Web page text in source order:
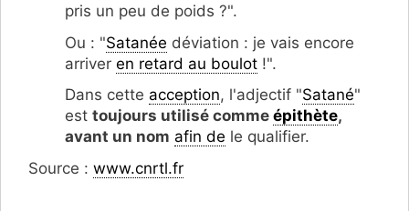
pris un peu de poids ?".
Ou : "Satanée déviation : je vais encore
arriver en retard au boulot !".
Dans cette acception, l'adjectif "Satané"
est toujours utilisé comme épithète,
avant un nom afin de le qualifier.
Source : www.cnrtl.fr